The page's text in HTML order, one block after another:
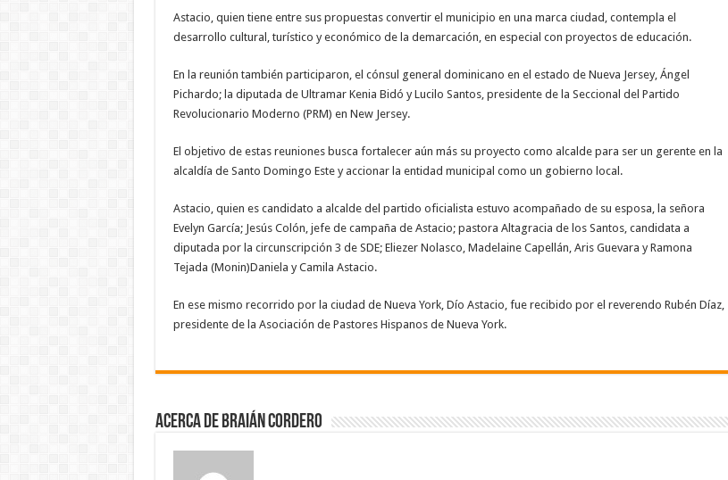
Astacio, quien tiene entre sus propuestas convertir el municipio en una marca ciudad, contempla el
desarrollo cultural, turístico y económico de la demarcación, en especial con proyectos de educación.
En la reunión también participaron, el cónsul general dominicano en el estado de Nueva Jersey, Ángel
Pichardo; la diputada de Ultramar Kenia Bidó y Lucilo Santos, presidente de la Seccional del Partido
Revolucionario Moderno (PRM) en New Jersey.
El objetivo de estas reuniones busca fortalecer aún más su proyecto como alcalde para ser un gerente en la
alcaldía de Santo Domingo Este y accionar la entidad municipal como un gobierno local.
Astacio, quien es candidato a alcalde del partido oficialista estuvo acompañado de su esposa, la señora
Evelyn García; Jesús Colón, jefe de campaña de Astacio; pastora Altagracia de los Santos, candidata a
diputada por la circunscripción 3 de SDE; Eliezer Nolasco, Madelaine Capellán, Aris Guevara y Ramona
Tejada (Monin)Daniela y Camila Astacio.
En ese mismo recorrido por la ciudad de Nueva York, Dío Astacio, fue recibido por el reverendo Rubén Díaz,
presidente de la Asociación de Pastores Hispanos de Nueva York.
Acerca de Braián Cordero